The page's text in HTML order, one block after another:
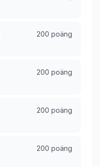
200 poäng
200 poäng
200 poäng
200 poäng